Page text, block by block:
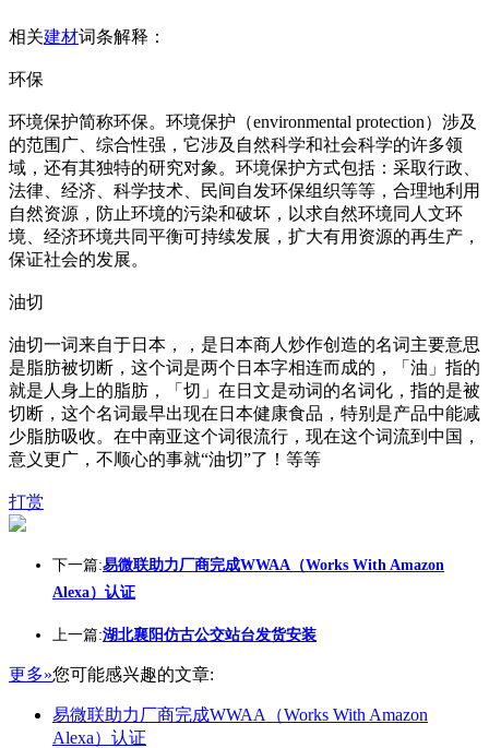
相关建材词条解释：
环保
环境保护简称环保。环境保护（environmental protection）涉及
的范围广、综合性强，它涉及自然科学和社会科学的许多领
域，还有其独特的研究对象。环境保护方式包括：采取行政、
法律、经济、科学技术、民间自发环保组织等等，合理地利用
自然资源，防止环境的污染和破坏，以求自然环境同人文环
境、经济环境共同平衡可持续发展，扩大有用资源的再生产，
保证社会的发展。
油切
油切一词来自于日本，，是日本商人炒作创造的名词主要意思
是脂肪被切断，这个词是两个日本字相连而成的，「油」指的
就是人身上的脂肪，「切」在日文是动词的名词化，指的是被
切断，这个名词最早出现在日本健康食品，特别是产品中能减
少脂肪吸收。在中南亚这个词很流行，现在这个词流到中国，
意义更广，不顺心的事就“油切”了！等等
打赏
下一篇:易微联助力厂商完成WWAA（Works With Amazon
Alexa）认证
上一篇:湖北襄阳仿古公交站台发货安装
更多»您可能感兴趣的文章:
易微联助力厂商完成WWAA（Works With Amazon
Alexa）认证